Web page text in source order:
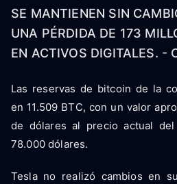
SE MANTIENEN SIN
UNA PÉRDIDA DE 173
EN ACTIVOS DIGITALES. -
Las reservas de bitcoin de la
en 11.509 BTC, con un valor
de dólares al precio actual
78.000 dólares.
Tesla no realizó cambios en